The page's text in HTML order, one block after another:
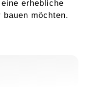
erhebliche
möchten.